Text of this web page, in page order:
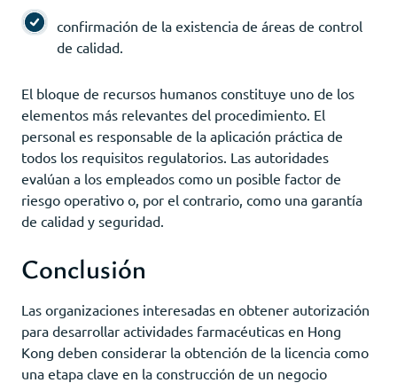
confirmación de la existencia de áreas de control
de calidad.
El bloque de recursos humanos constituye uno de los
elementos más relevantes del procedimiento. El
personal es responsable de la aplicación práctica de
todos los requisitos regulatorios. Las autoridades
evalúan a los empleados como un posible factor de
riesgo operativo o, por el contrario, como una garantía
de calidad y seguridad.
Conclusión
Las organizaciones interesadas en obtener autorización
para desarrollar actividades farmacéuticas en Hong
Kong deben considerar la obtención de la licencia como
una etapa clave en la construcción de un negocio